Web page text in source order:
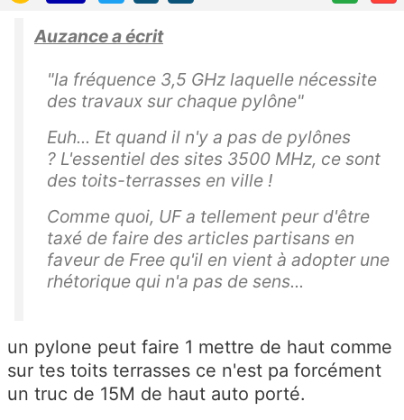
Auzance a écrit
"la fréquence 3,5 GHz laquelle nécessite
des travaux sur chaque pylône"
Euh... Et quand il n'y a pas de pylônes
? L'essentiel des sites 3500 MHz, ce sont
des toits-terrasses en ville !
Comme quoi, UF a tellement peur d'être
taxé de faire des articles partisans en
faveur de Free qu'il en vient à adopter une
rhétorique qui n'a pas de sens...
un pylone peut faire 1 mettre de haut comme
sur tes toits terrasses ce n'est pa forcément
un truc de 15M de haut auto porté.